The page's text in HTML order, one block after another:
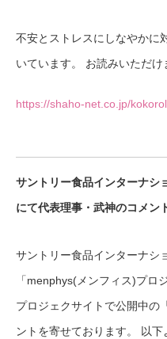
不安とストレスにしなやかに
いています。 お読みいただけ
https://shaho-net.co.jp/
サントリー食品インターナシ
にて代表理事・武神のコメン
サントリー食品インターナシ
「menphys(メンフィス)プロ
プロジェクサイトで公開中の
ントを寄せております。 以下